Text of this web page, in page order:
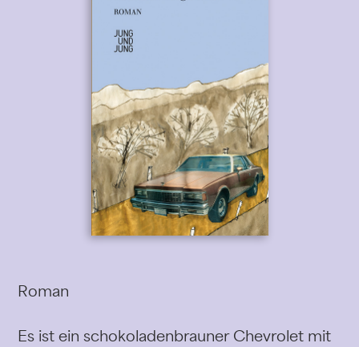
Roman
Es ist ein schokoladenbrauner Chevrolet mit